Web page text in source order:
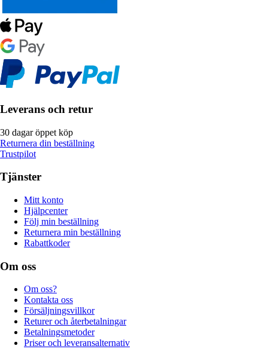
Leverans och retur
30 dagar öppet köp
Returnera din beställning
Trustpilot
Tjänster
Mitt konto
Hjälpcenter
Följ min beställning
Returnera min beställning
Rabattkoder
Om oss
Om oss?
Kontakta oss
Försäljningsvillkor
Returer och återbetalningar
Betalningsmetoder
Priser och leveransalternativ